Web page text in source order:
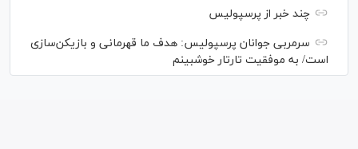
چند خبر از پرسپولیس
سرمربی جوانان پرسپولیس: هدف ما قهرمانی و بازیکن‌سازی
است/ به موفقیت تارتار خوشبینم